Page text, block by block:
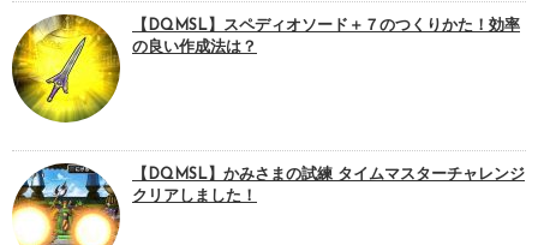
【DQMSL】スペディオソード＋７のつくりかた！効率
の良い作成法は？
【DQMSL】かみさまの試練 タイムマスターチャレンジ
クリアしました！